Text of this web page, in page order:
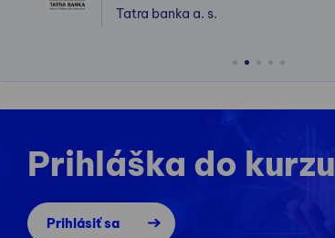
Tatra banka a. s.
Prihláška do kurzu
Prihlásiť sa